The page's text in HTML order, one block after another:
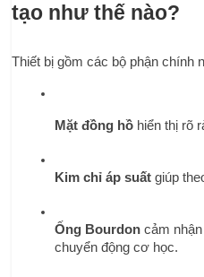
tạo như thế nào?
Thiết bị gồm các bộ phận chính
Mặt đồng hồ hiển thị rõ
Kim chỉ áp suất giúp
Ống Bourdon cảm
chuyển động cơ học.